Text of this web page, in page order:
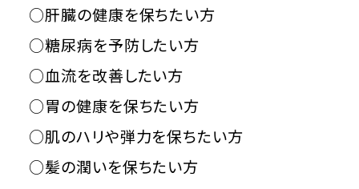
○肝臓の健康を保ちたい方
○糖尿病を予防したい方
○血流を改善したい方
○胃の健康を保ちたい方
○肌のハリや弾力を保ちたい方
○髪の潤いを保ちたい方